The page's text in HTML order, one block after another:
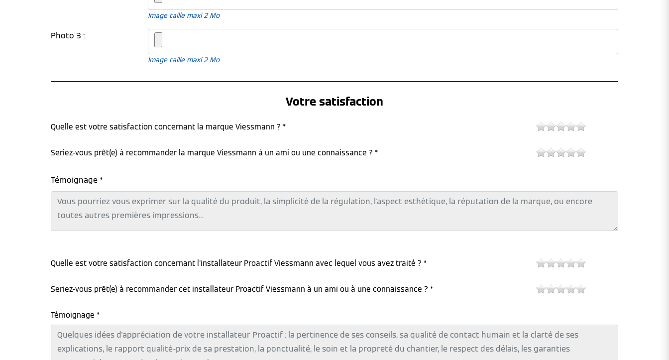
Image taille maxi 2 Mo
Photo 3 :
Image taille maxi 2 Mo
Votre satisfaction
Quelle est votre satisfaction concernant la marque Viessmann ? *
Seriez-vous prêt(e) à recommander la marque Viessmann à un ami ou une connaissance ? *
Témoignage *
Quelle est votre satisfaction concernant l'installateur Proactif Viessmann avec lequel vous avez traité ? *
Seriez-vous prêt(e) à recommander cet installateur Proactif Viessmann à un ami ou à une connaissance ? *
Témoignage *